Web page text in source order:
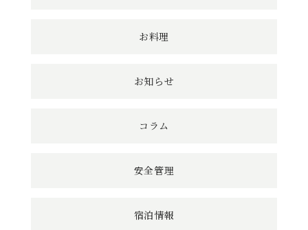
お料理
お知らせ
コラム
安全管理
宿泊情報